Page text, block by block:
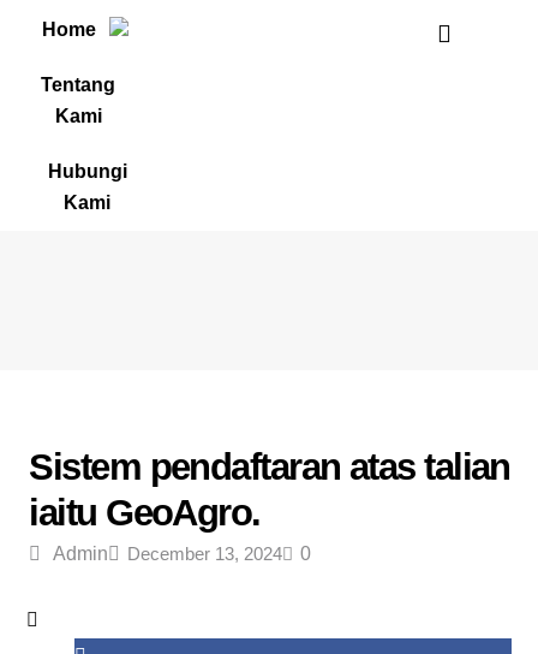
Home
Tentang
Kami
Hubungi
Kami
Sistem pendaftaran atas talian
iaitu GeoAgro.
Admin December 13, 2024 0